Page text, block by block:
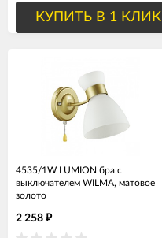
КУПИТЬ В 1 КЛИК
4535/1W LUMION бра с
выключателем WILMA, матовое
золото
2 258 ₽